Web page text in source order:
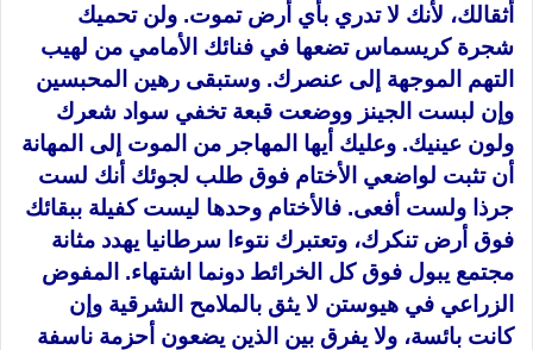
أثقالك، لأنك لا تدري بأي أرض تموت. ولن تحميك
شجرة كريسماس تضعها في فنائك الأمامي من لهيب
التهم الموجهة إلى عنصرك. وستبقى رهين المحبسين
وإن لبست الجينز ووضعت قبعة تخفي سواد شعرك
ولون عينيك. وعليك أيها المهاجر من الموت إلى المهانة
أن تثبت لواضعي الأختام فوق طلب لجوئك أنك لست
جرذا ولست أفعى. فالأختام وحدها ليست كفيلة ببقائك
فوق أرض تنكرك، وتعتبرك نتوءا سرطانيا يهدد مثانة
مجتمع يبول فوق كل الخرائط دونما اشتهاء. المفوض
الزراعي في هيوستن لا يثق بالملامح الشرقية وإن
كانت بائسة، ولا يفرق بين الذين يضعون أحزمة ناسفة